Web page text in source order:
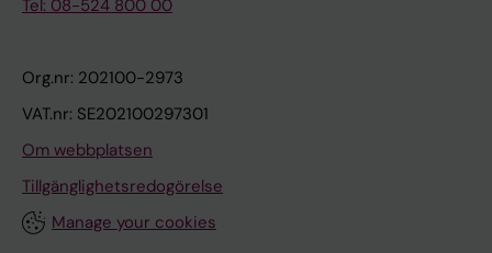
Tel: 08-524 800 00
Org.nr: 202100-2973
VAT.nr: SE202100297301
Om webbplatsen
Tillgänglighetsredogörelse
Manage your cookies